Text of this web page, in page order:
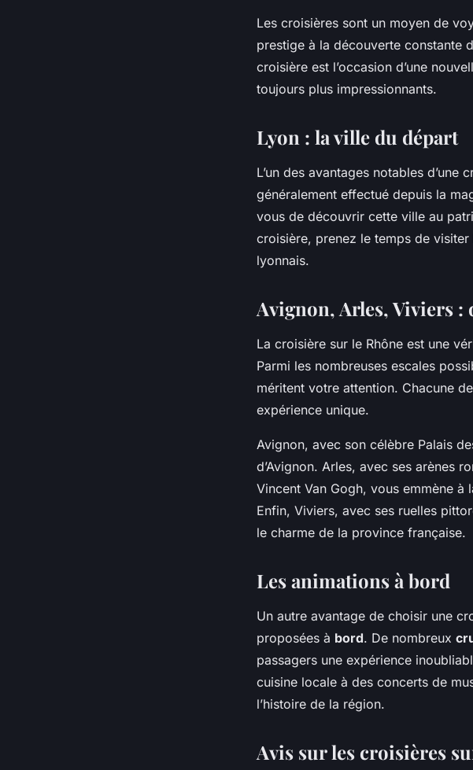
Les croisières sont un moyen de
prestige à la découverte constante
croisière est l’occasion d’une
toujours plus impressionnants.
Lyon : la ville du départ
L’un des avantages notables d’une
généralement effectué depuis la
vous de découvrir cette ville au
croisière, prenez le temps de
lyonnais.
Avignon, Arles, Viviers
La croisière sur le Rhône est une
Parmi les nombreuses escales
méritent votre attention. Chacune
expérience unique.
Avignon, avec son célèbre Palais
d’Avignon. Arles, avec ses arènes
Vincent Van Gogh, vous emmène à
Enfin, Viviers, avec ses ruelles
le charme de la province française.
Les animations à bord
Un autre avantage de choisir une
proposées à bord. De nombreux
passagers une expérience
cuisine locale à des concerts de
l’histoire de la région.
Avis sur les croisières